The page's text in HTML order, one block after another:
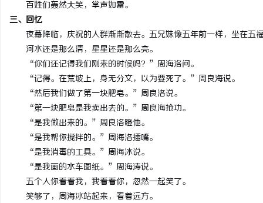
百姓们轰然大笑，掌声如雷。
三、回忆
夜幕降临，庆祝的人群渐渐散去。五兄妹像五年前一样，坐在五
河水还是那么清，星星还是那么亮。
“你们还记得我们刚来的时候吗？”周海洛问。
“记得。在荒坡上，身无分文，以为要死了。”周良海说。
“然后我们做了第一块肥皂。”周良洛说。
“第一块肥皂是我卖出去的。”周良海抢功。
“是我做出来的。”周良洛瞪他。
“是我帮你搅拌的。”周海洛插嘴。
“是我消毒的工具。”周海冰说。
“是我画的水车图纸。”周海涛说。
五个人你看看我，我看看你，忽然一起笑了。
笑够了，周海冰站起来，看着远方。